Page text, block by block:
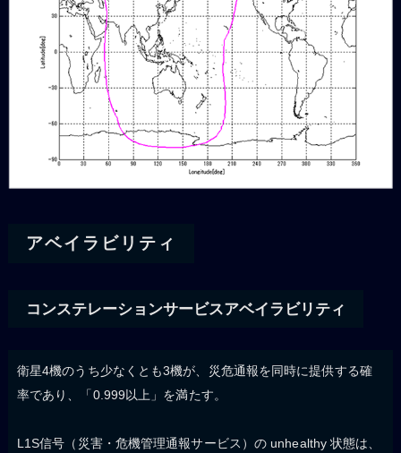
アベイラビリティ
コンステレーションサービスアベイラビリティ
衛星4機のうち少なくとも3機が、災危通報を同時に提供する確
率であり、「0.999以上」を満たす。
L1S信号（災害・危機管理通報サービス）の unhealthy 状態は、